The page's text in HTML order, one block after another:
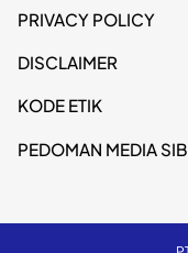
PRIVACY POLICY
DISCLAIMER
KODE ETIK
PEDOMAN MEDIA